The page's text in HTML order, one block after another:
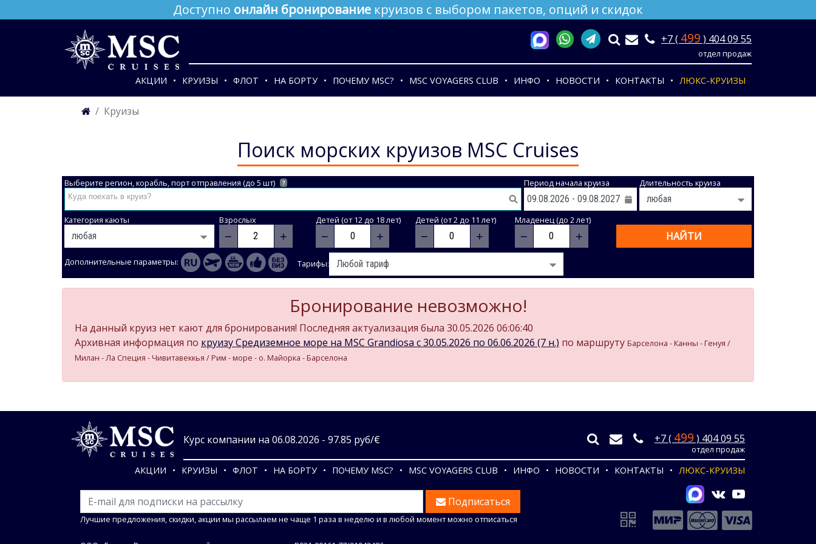
Доступно онлайн бронирование круизов с выбором пакетов, опций и скидок
+7 ( 499 ) 404 09 55
отдел продаж
АКЦИИ КРУИЗЫ ФЛОТ НА БОРТУ ПОЧЕМУ MSC? MSC VOYAGERS CLUB ИНФО НОВОСТИ КОНТАКТЫ ЛЮКС-КРУИЗЫ
Круизы
Поиск морских круизов MSC Cruises
Выберите регион, корабль, порт отправления (до 5 шт) ? Период начала круиза Длительность круиза
Категория каюты Взрослых
− +
Детей (от 12 до 18 лет)
− +
Детей (от 2 до 11 лет)
− +
Младенец (до 2 лет)
− + НАЙТИ
Дополнительные параметры: Тарифы:
Бронирование невозможно!
На данный круиз нет кают для бронирования! Последняя актуализация была 30.05.2026 06:06:40
Архивная информация по круизу Средиземное море на MSC Grandiosa c 30.05.2026 по 06.06.2026 (7 н.) по маршруту Барселона - Канны - Генуя /
Милан - Ла Специя - Чивитавеккья / Рим - море - о. Майорка - Барселона
Курс компании на 06.08.2026 - 97.85 руб/€ +7 ( 499 ) 404 09 55
отдел продаж
АКЦИИ КРУИЗЫ ФЛОТ НА БОРТУ ПОЧЕМУ MSC? MSC VOYAGERS CLUB ИНФО НОВОСТИ КОНТАКТЫ ЛЮКС-КРУИЗЫ
Подписаться
Лучшие предложения, скидки, акции мы рассылаем не чаще 1 раза в неделю и в любой момент можно отписаться